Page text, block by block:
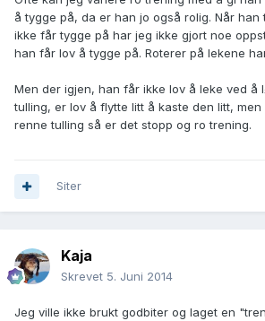
å tygge på, da er han jo også rolig. Når han
ikke får tygge på har jeg ikke gjort noe
han får lov å tygge på. Roterer på lekene
Men der igjen, han får ikke lov å leke ved å
tulling, er lov å flytte litt å kaste den litt,
renne tulling så er det stopp og ro trening.
Siter
Kaja
Skrevet 5. Juni 2014
Jeg ville ikke brukt godbiter og laget en